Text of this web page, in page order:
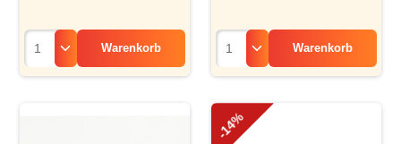
Warenkorb Warenkorb
-14%